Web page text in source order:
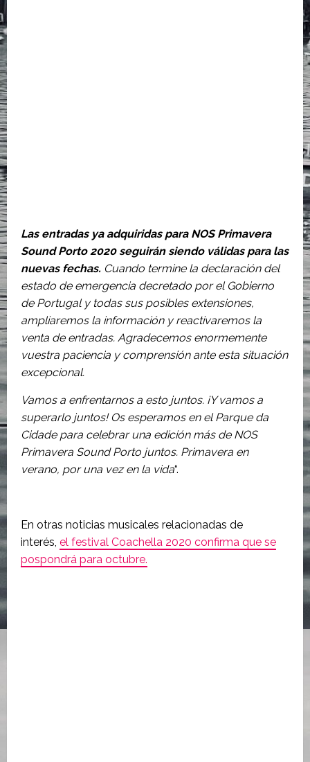
Las entradas ya adquiridas para NOS Primavera
Sound Porto 2020 seguirán siendo válidas para las
nuevas fechas. Cuando termine la declaración del
estado de emergencia decretado por el Gobierno
de Portugal y todas sus posibles extensiones,
ampliaremos la información y reactivaremos la
venta de entradas. Agradecemos enormemente
vuestra paciencia y comprensión ante esta situación
excepcional.
Vamos a enfrentarnos a esto juntos. ¡Y vamos a
superarlo juntos! Os esperamos en el Parque da
Cidade para celebrar una edición más de NOS
Primavera Sound Porto juntos. Primavera en
verano, por una vez en la vida“.
En otras noticias musicales relacionadas de
interés, el festival Coachella 2020 confirma que se
pospondrá para octubre.